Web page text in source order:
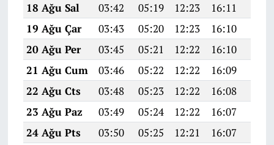
18 Ağu Sal
03:42 05:19 12:23 16:11
19 Ağu Çar
03:43 05:20 12:23 16:10
20 Ağu Per
03:45 05:21 12:22 16:10
21 Ağu Cum
03:46 05:22 12:22 16:09
22 Ağu Cts
03:48 05:23 12:22 16:08
23 Ağu Paz
03:49 05:24 12:22 16:07
24 Ağu Pts
03:50 05:25 12:21 16:07